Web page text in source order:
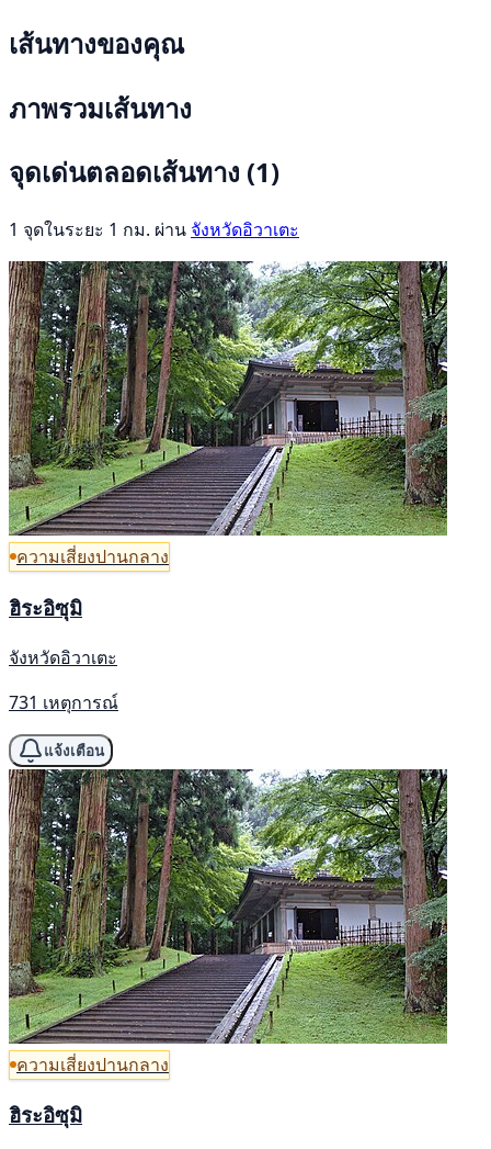
เส้นทางของคุณ
ภาพรวมเส้นทาง
จุดเด่นตลอดเส้นทาง (1)
1 จุดในระยะ 1 กม. ผ่าน จังหวัดอิวาเตะ
ความเสี่ยงปานกลาง
ฮิระอิซุมิ
จังหวัดอิวาเตะ
731 เหตุการณ์
แจ้งเตือน
ความเสี่ยงปานกลาง
ฮิระอิซุมิ